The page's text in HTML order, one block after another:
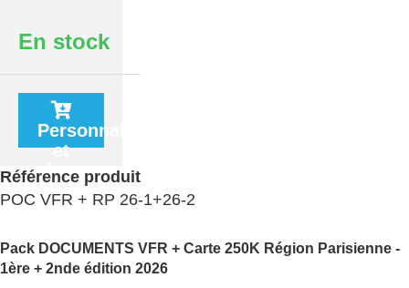
En stock
Personnaliser
et
ajouter
au
panier
Référence produit
POC VFR + RP 26-1+26-2
Pack DOCUMENTS VFR + Carte 250K Région Parisienne -
1ère + 2nde édition 2026